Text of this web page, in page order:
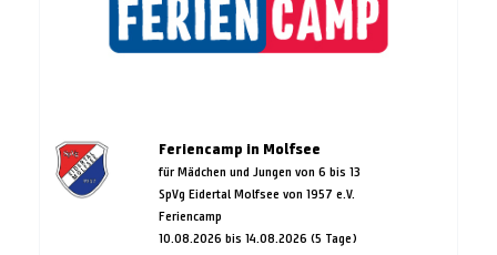
Feriencamp in Molfsee
für Mädchen und Jungen von 6 bis 13
SpVg Eidertal Molfsee von 1957 e.V.
Feriencamp
10.08.2026 bis 14.08.2026 (5 Tage)